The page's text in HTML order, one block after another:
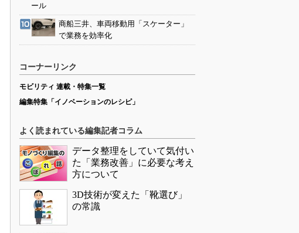
ール
商船三井、車両移動用「スケーター」
で業務を効率化
コーナーリンク
モビリティ 連載・特集一覧
編集特集「イノベーションのレシピ」
よく読まれている編集記者コラム
データ整理をしていて気付い
た「業務改善」に必要な考え
方について
3D技術が変えた「靴選び」
の常識